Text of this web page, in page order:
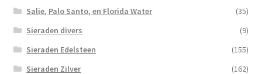
Salie, Palo Santo, en Florida Water
(35)
Sieraden divers
(9)
Sieraden Edelsteen
(155)
Sieraden Zilver
(162)